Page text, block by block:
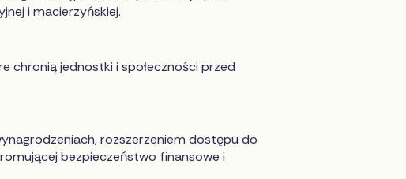
i macierzyńskiej.
chronią jednostki i społeczności przed
rozszerzeniem dostępu do
bezpieczeństwo finansowe i